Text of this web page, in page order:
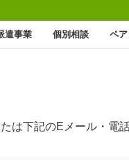
遣事業 個別相談 ペ
は下記のEメール・電